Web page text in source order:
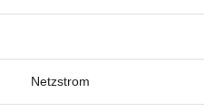
Netzstrom